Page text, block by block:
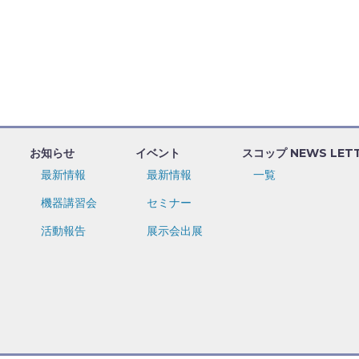
お知らせ
最新情報
機器講習会
活動報告
イベント
最新情報
セミナー
展示会出展
スコップ NEWS
一覧